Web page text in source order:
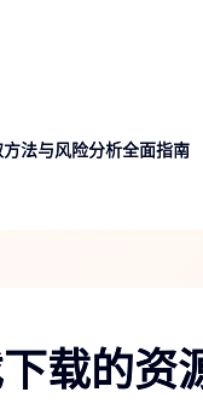
法与风险分析全面指南
载的资